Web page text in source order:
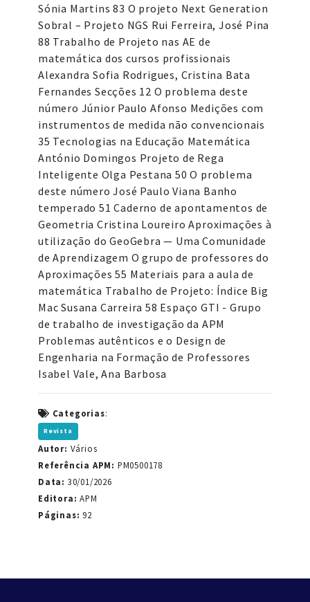
Sónia Martins 83 O projeto Next Generation
Sobral – Projeto NGS Rui Ferreira, José Pina
88 Trabalho de Projeto nas AE de
matemática dos cursos profissionais
Alexandra Sofia Rodrigues, Cristina Bata
Fernandes Secções 12 O problema deste
número Júnior Paulo Afonso Medições com
instrumentos de medida não convencionais
35 Tecnologias na Educação Matemática
António Domingos Projeto de Rega
Inteligente Olga Pestana 50 O problema
deste número José Paulo Viana Banho
temperado 51 Caderno de apontamentos de
Geometria Cristina Loureiro Aproximações à
utilização do GeoGebra — Uma Comunidade
de Aprendizagem O grupo de professores do
Aproximações 55 Materiais para a aula de
matemática Trabalho de Projeto: Índice Big
Mac Susana Carreira 58 Espaço GTI - Grupo
de trabalho de investigação da APM
Problemas autênticos e o Design de
Engenharia na Formação de Professores
Isabel Vale, Ana Barbosa
Categorias:
Revista
Autor: Vários
Referência APM: PM0500178
Data: 30/01/2026
Editora: APM
Páginas: 92